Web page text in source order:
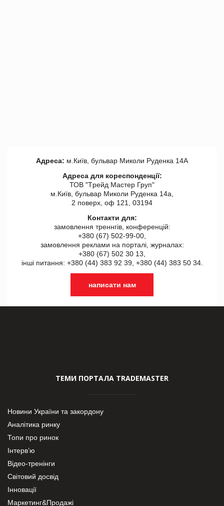
Адреса: м.Київ, бульвар Миколи Руденка 14А
Адреса для кореспонденції:
ТОВ "Tрейд Мастер Груп"
м.Київ, бульвар Миколи Руденка 14а,
2 поверх, оф 121, 03194
Контакти для:
замовлення треннгів, конференцій:
+380 (67) 502-99-00,
замовлення реклами на порталі, журналах:
+380 (67) 502 30 13,
інші питання: +380 (44) 383 92 39, +380 (44) 383 50 34.
написати нам
ТЕМИ ПОРТАЛА TRADEMASTER
Новини України та закордону
Аналітика ринку
Топи про ринок
Інтерв’ю
Відео-тренінги
Світовий досвід
Інновації
Маркетинг&Продажі